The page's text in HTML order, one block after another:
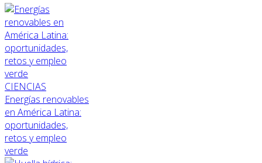
CIENCIAS
Energías renovables
en América Latina:
oportunidades,
retos y empleo
verde